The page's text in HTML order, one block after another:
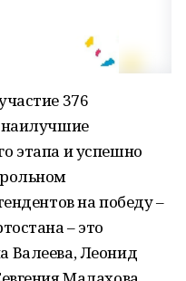
376
наилучшие
этапа и успешно
на победу –
– это
Валеева, Леонид